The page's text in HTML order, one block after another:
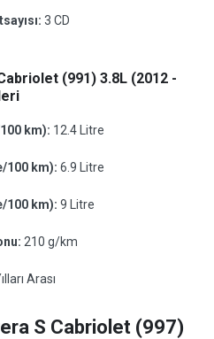
3 CD
(991) 3.8L (2012 -
km): 12.4 Litre
100 km): 6.9 Litre
100 km): 9 Litre
210 g/km
Arası
S Cabriolet (997)